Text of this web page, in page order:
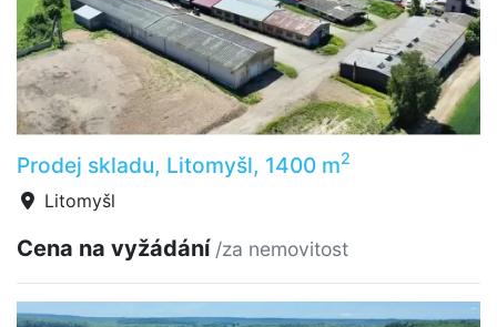
Prodej skladu, Litomyšl, 1400 m2
Litomyšl
Cena na vyžádání /za nemovitost